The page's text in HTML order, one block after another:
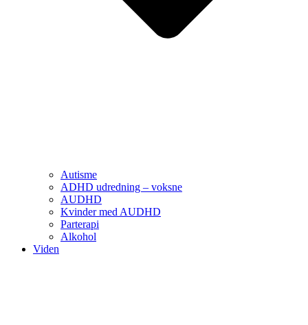
Autisme
ADHD udredning – voksne
AUDHD
Kvinder med AUDHD
Parterapi
Alkohol
Viden